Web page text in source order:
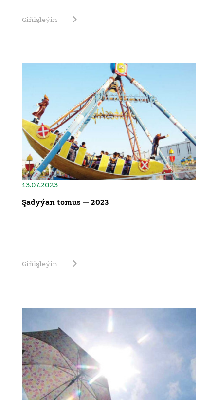
Giňişleýin
13.07.2023
Şadyýan tomus — 2023
Giňişleýin